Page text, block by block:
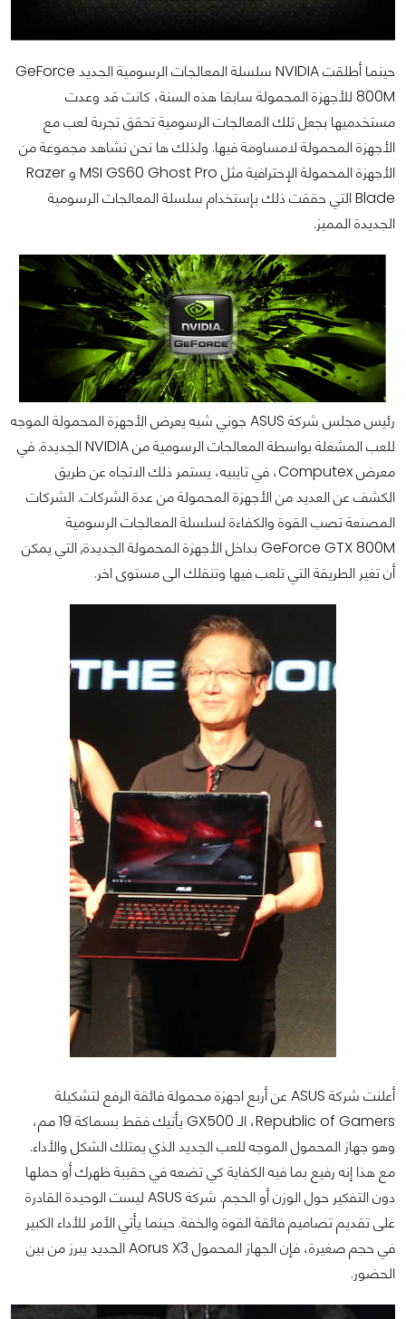
حينما أطلقت NVIDIA سلسلة المعالجات الرسومية الجديد GeForce
800M للأجهزة المحمولة سابقا هذه السنة، كانت قد وعدت
مستخدميها بجعل تلك المعالجات الرسومية تحقق تجربة لعب مع
الأجهزة المحمولة لامساومة فيها. ولذلك ها نحن نشاهد مجموعة من
الأجهزة المحمولة الإحترافية مثل MSI GS60 Ghost Pro و Razer
Blade التي حققت ذلك بإستخدام سلسلة المعالجات الرسومية
الجديدة المميز.
رئيس مجلس شركة ASUS جوني شيه يعرض الأجهزة المحمولة الموجه
للعب المشغلة بواسطة المعالجات الرسومية من NVIDIA الجديدة. في
معرض Computex، في تايبيه، يستمر ذلك الاتجاه عن طريق
الكشف عن العديد من الأجهزة المحمولة من عدة الشركات. الشركات
المصنعة تصب القوة والكفاءة لسلسلة المعالجات الرسومية
GeForce GTX 800M بداخل الأجهزة المحمولة الجديدة, التي يمكن
أن تغير الطريقة التي تلعب فيها وتنقلك الى مستوى اخر.
أعلنت شركة ASUS عن أربع اجهزة محمولة فائقة الرفع لتشكيلة
Republic of Gamers، الـ GX500 يأتيك فقط بسماكة 19 مم،
وهو جهاز المحمول الموجه للعب الجديد الذي يمتلك الشكل والأداء.
مع هذا إنه رفيع بما فيه الكفاية كي تضعه في حقيبة ظهرك أو حملها
دون التفكير حول الوزن أو الحجم. شركة ASUS ليست الوحيدة القادرة
على تقديم تصاميم فائقة القوة والخفة. حينما يأتي الأمر للأداء الكبير
في حجم صغيرة، فإن الجهاز المحمول Aorus X3 الجديد يبرز من بين
الحضور.